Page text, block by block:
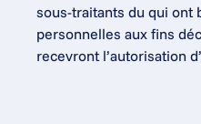
sous-traitants du qui ont
personnelles aux fins
recevront l’autorisation